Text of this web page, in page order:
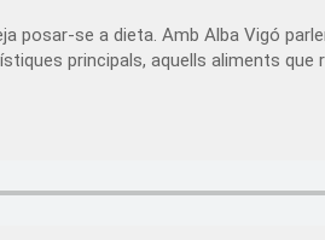
posar-se a dieta. Amb Alba Vigó
principals, aquells aliments